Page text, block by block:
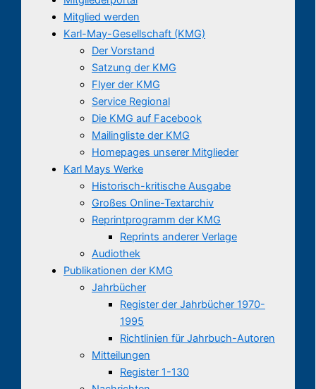
Mitglied werden
Karl-May-Gesellschaft (KMG)
Der Vorstand
Satzung der KMG
Flyer der KMG
Service Regional
Die KMG auf Facebook
Mailingliste der KMG
Homepages unserer Mitglieder
Karl Mays Werke
Historisch-kritische Ausgabe
Großes Online-Textarchiv
Reprintprogramm der KMG
Reprints anderer Verlage
Audiothek
Publikationen der KMG
Jahrbücher
Register der Jahrbücher 1970-
1995
Richtlinien für Jahrbuch-Autoren
Mitteilungen
Register 1-130